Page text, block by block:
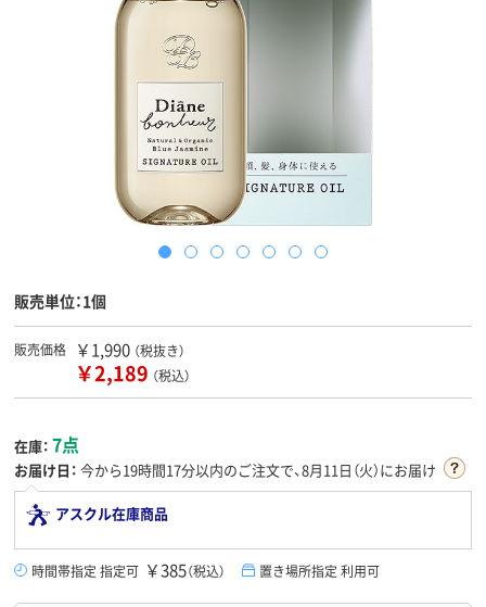
販売単位：1個
販売価格 ￥1,990 （税抜き）
￥2,189 （税込）
在庫： 7点
お届け日： 今から19時間17分以内のご注文で、8月11日（火）にお届け
アスクル在庫商品
時間帯指定 指定可 ￥385（税込） 置き場所指定 利用可